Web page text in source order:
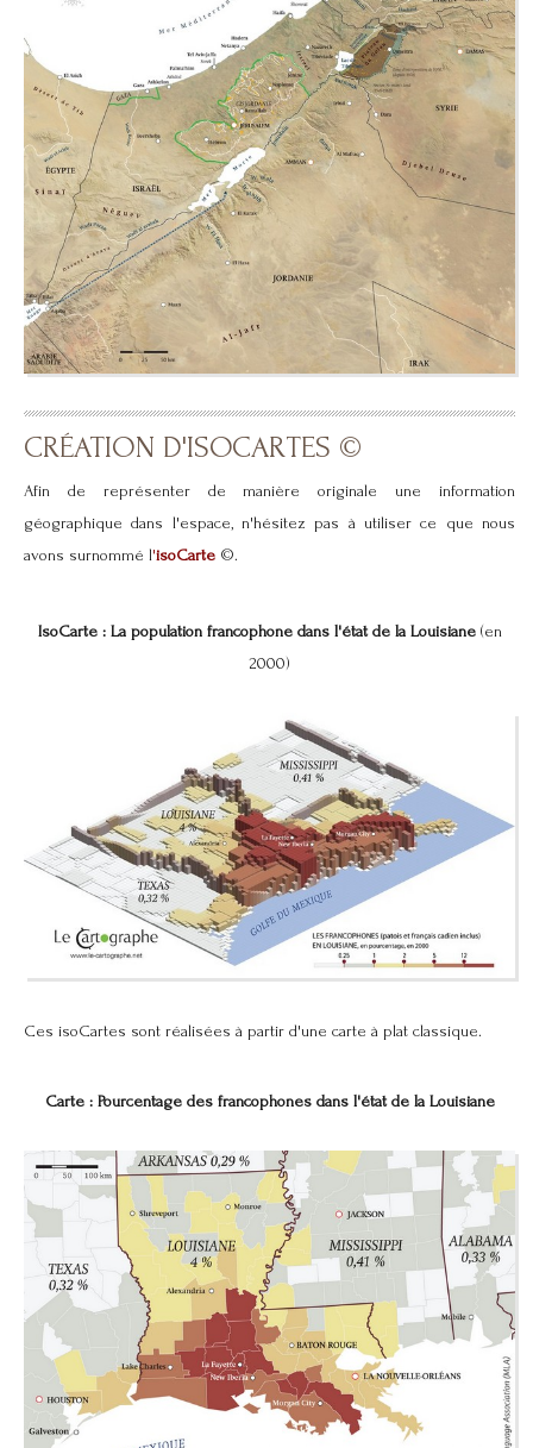
CRÉATION D'ISOCARTES ©
Afin de représenter de manière originale une information
géographique dans l'espace, n'hésitez pas à utiliser ce que nous
avons surnommé l'isoCarte ©.
IsoCarte : La population francophone dans l'état de la Louisiane(en
2000)
Ces isoCartes sont réalisées à partir d'une carte à plat classique.
Carte : Pourcentage des francophones dans l'état de la Louisiane